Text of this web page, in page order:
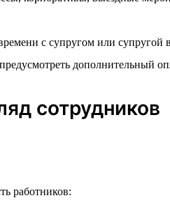
с супругом или супругой
дополнительный
сотрудников
работников: